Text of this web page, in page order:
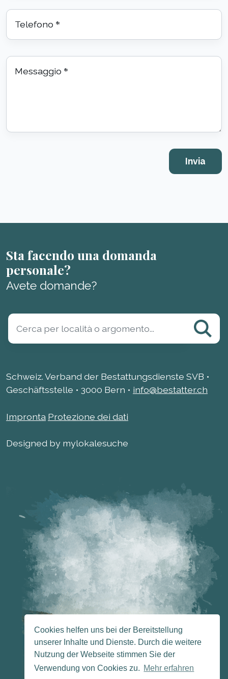
Cookies helfen uns bei der Bereitstellung
unserer Inhalte und Dienste. Durch die weitere
Nutzung der Webseite stimmen Sie der
Verwendung von Cookies zu. Mehr erfahren
Telefono *
Messaggio *
Sta facendo una domanda
personale?
Avete domande?
Schweiz. Verband der Bestattungsdienste SVB •
Geschäftsstelle • 3000 Bern • info@bestatter.ch
Impronta Protezione dei dati
Designed by mylokalesuche